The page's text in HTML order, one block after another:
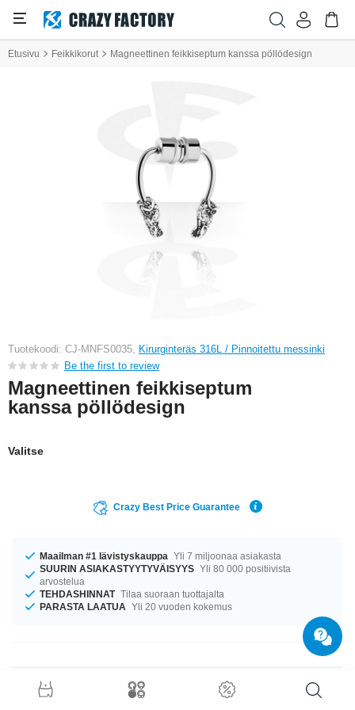
Etusivu Feikkikorut Magneettinen feikkiseptum kanssa pöllödesign
Tuotekoodi: CJ-MNFS0035, Kirurginteräs 316L / Pinnoitettu messinki
Be the first to review
Magneettinen feikkiseptum
kanssa pöllödesign
Valitse
Crazy Best Price Guarantee
Maailman #1 lävistyskauppa Yli 7 miljoonaa asiakasta
SUURIN ASIAKASTYYTYVÄISYYS Yli 80 000 positiivista
arvostelua
TEHDASHINNAT Tilaa suoraan tuottajalta
PARASTA LAATUA Yli 20 vuoden kokemus
Tuotetiedot